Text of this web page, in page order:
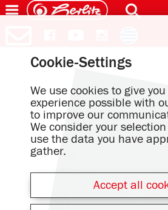
Cookie-Settings
We use cookies to give
experience possible with
to improve our
We consider your
use the data you have
gather.
Accept all